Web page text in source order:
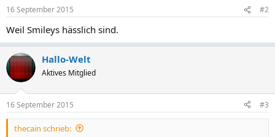
16 September 2015 #2
Weil Smileys hässlich sind.
Hallo-Welt
Aktives Mitglied
16 September 2015 #3
thecain schrieb: